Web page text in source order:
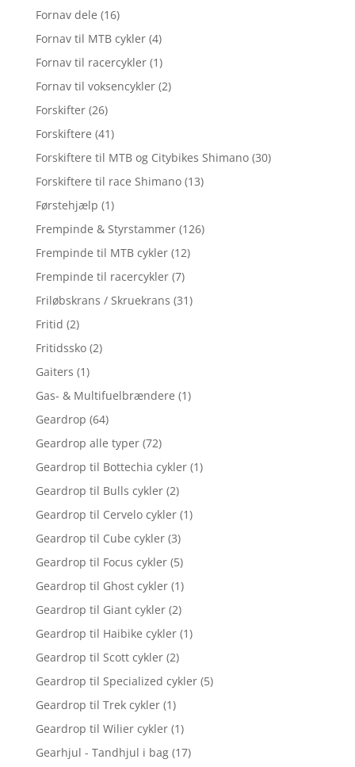
Fornav dele (16)
Fornav til MTB cykler (4)
Fornav til racercykler (1)
Fornav til voksencykler (2)
Forskifter (26)
Forskiftere (41)
Forskiftere til MTB og Citybikes Shimano (30)
Forskiftere til race Shimano (13)
Førstehjælp (1)
Frempinde & Styrstammer (126)
Frempinde til MTB cykler (12)
Frempinde til racercykler (7)
Friløbskrans / Skruekrans (31)
Fritid (2)
Fritidssko (2)
Gaiters (1)
Gas- & Multifuelbrændere (1)
Geardrop (64)
Geardrop alle typer (72)
Geardrop til Bottechia cykler (1)
Geardrop til Bulls cykler (2)
Geardrop til Cervelo cykler (1)
Geardrop til Cube cykler (3)
Geardrop til Focus cykler (5)
Geardrop til Ghost cykler (1)
Geardrop til Giant cykler (2)
Geardrop til Haibike cykler (1)
Geardrop til Scott cykler (2)
Geardrop til Specialized cykler (5)
Geardrop til Trek cykler (1)
Geardrop til Wilier cykler (1)
Gearhjul - Tandhjul i bag (17)